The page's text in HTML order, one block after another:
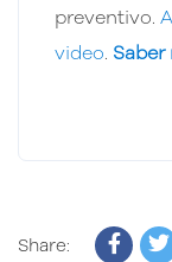
preventivo.
video. Saber
Share: